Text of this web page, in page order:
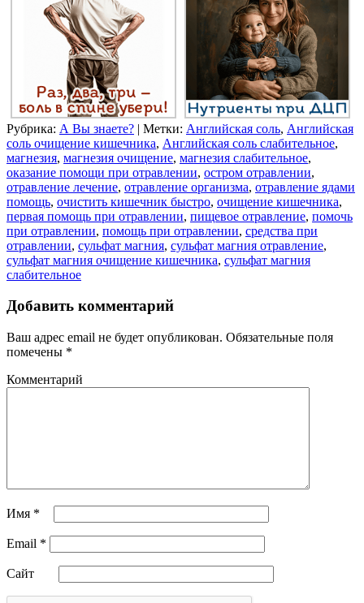
Рубрика: А Вы знаете? | Метки: Английская соль, Английская
соль очищение кишечника, Английская соль слабительное,
магнезия, магнезия очищение, магнезия слабительное,
оказание помощи при отравлении, остром отравлении,
отравление лечение, отравление организма, отравление ядами
помощь, очистить кишечник быстро, очищение кишечника,
первая помощь при отравлении, пищевое отравление, помочь
при отравлении, помощь при отравлении, средства при
отравлении, сульфат магния, сульфат магния отравление,
сульфат магния очищение кишечника, сульфат магния
слабительное
Добавить комментарий
Ваш адрес email не будет опубликован. Обязательные поля
помечены *
Комментарий
Имя *
Email *
Сайт